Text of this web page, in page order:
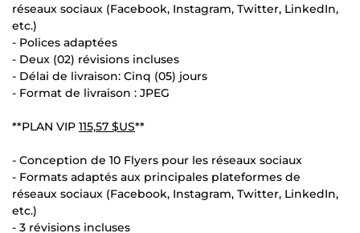
réseaux sociaux (Facebook, Instagram, Twitter, LinkedIn,
etc.)
- Polices adaptées
- Deux (02) révisions incluses
- Délai de livraison: Cinq (05) jours
- Format de livraison : JPEG
**PLAN VIP 115,57 $US**
- Conception de 10 Flyers pour les réseaux sociaux
- Formats adaptés aux principales plateformes de
réseaux sociaux (Facebook, Instagram, Twitter, LinkedIn,
etc.)
- 3 révisions incluses